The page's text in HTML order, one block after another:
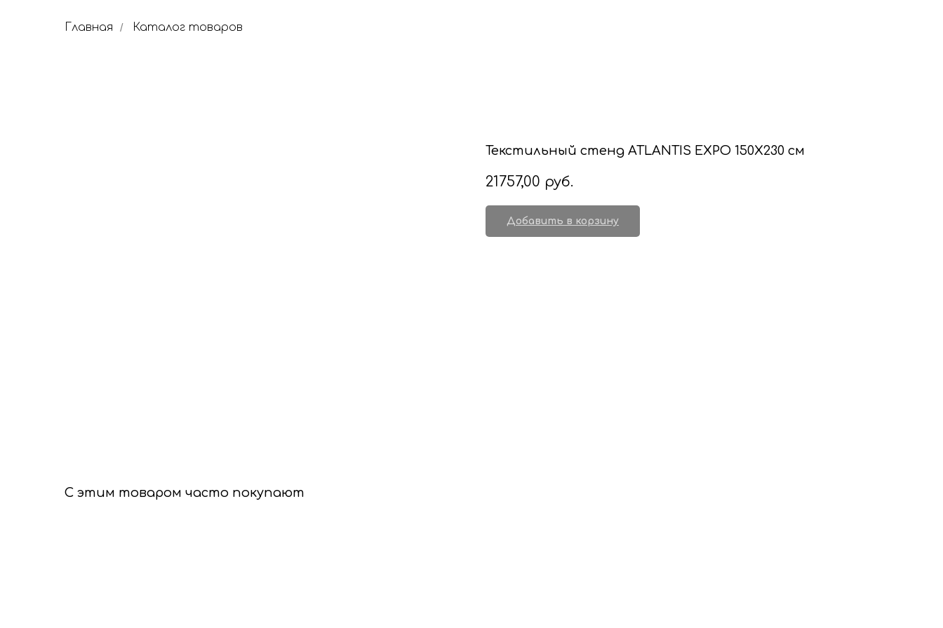
Главная / Каталог товаров
Текстильный стенд ATLANTIS EXPO 150X230 см
21757,00 руб.
Добавить в корзину
С этим товаром часто покупают